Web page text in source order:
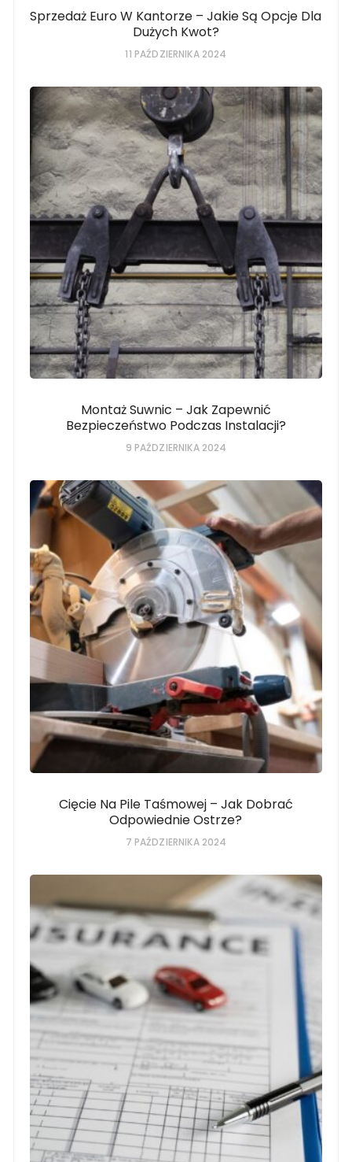
Sprzedaż Euro W Kantorze – Jakie Są Opcje Dla
Dużych Kwot?
11 PAŹDZIERNIKA 2024
Montaż Suwnic – Jak Zapewnić
Bezpieczeństwo Podczas Instalacji?
9 PAŹDZIERNIKA 2024
Cięcie Na Pile Taśmowej – Jak Dobrać
Odpowiednie Ostrze?
7 PAŹDZIERNIKA 2024